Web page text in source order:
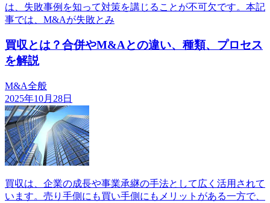
は、失敗事例を知って対策を講じることが不可欠です。本記
事では、M&Aが失敗とみ
買収とは？合併やM&Aとの違い、種類、プロセス
を解説
M&A全般
2025年10月28日
買収は、企業の成長や事業承継の手法として広く活用されて
います。売り手側にも買い手側にもメリットがある一方で、